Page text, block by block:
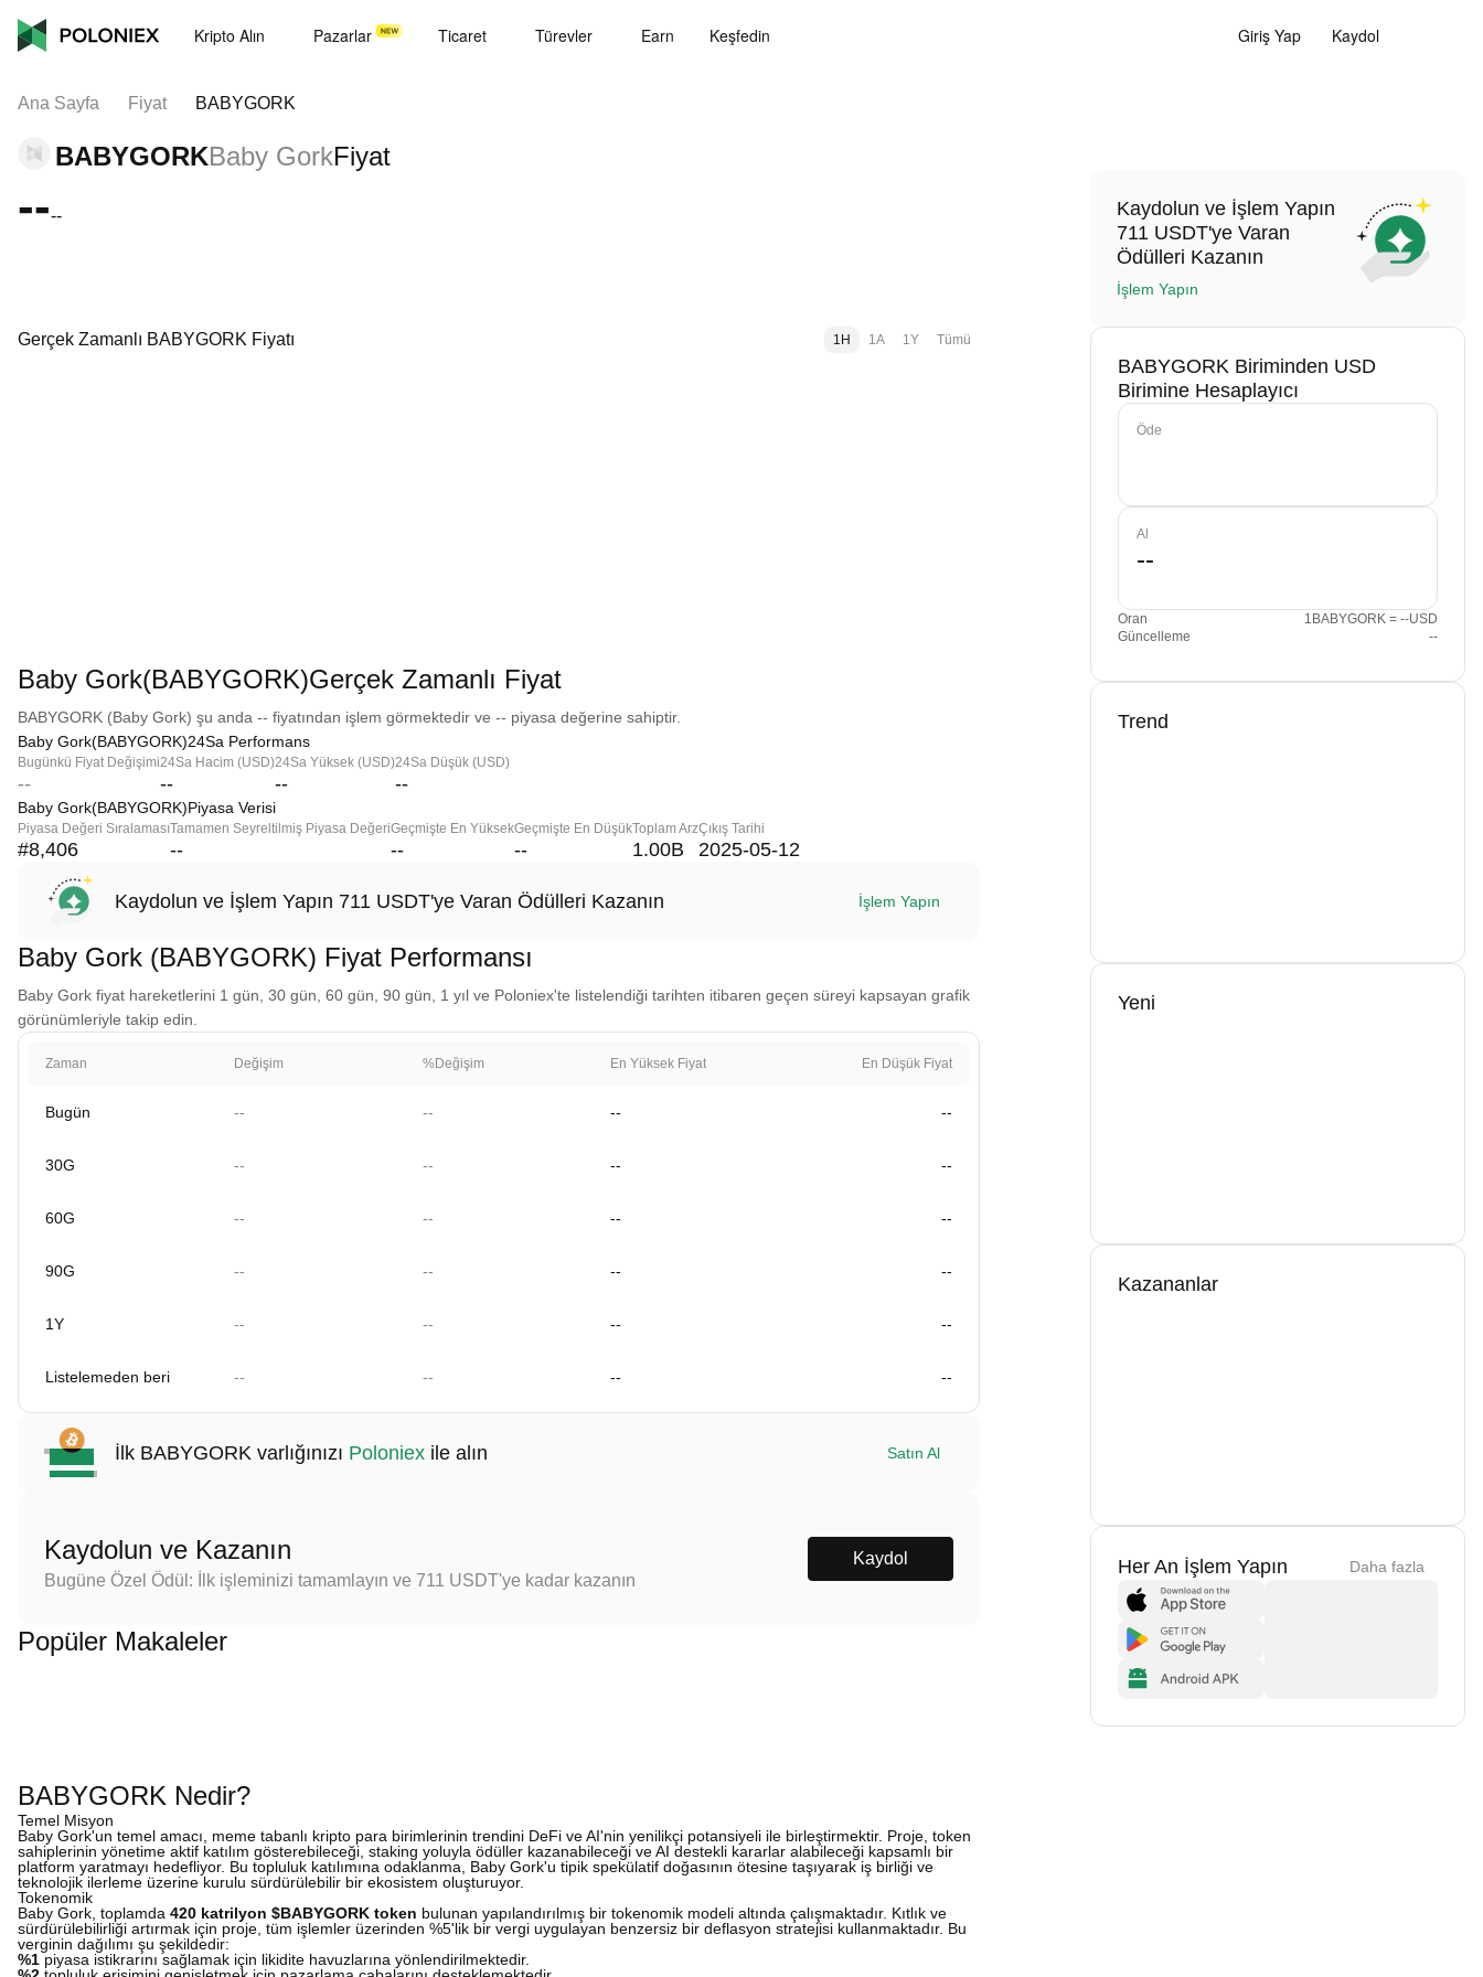
Kripto Alın Pazarlar Ticaret Türevler Earn Keşfedin Giriş Yap Kaydol
Ana Sayfa Fiyat BABYGORK
BABYGORKBaby GorkFiyat
----
Gerçek Zamanlı BABYGORK Fiyatı 1H 1A 1Y Tümü
Baby Gork(BABYGORK)Gerçek Zamanlı Fiyat
BABYGORK (Baby Gork) şu anda -- fiyatından işlem görmektedir ve -- piyasa değerine sahiptir.
Baby Gork(BABYGORK)24Sa Performans
Bugünkü Fiyat Değişimi
--
24Sa Hacim (USD)
--
24Sa Yüksek (USD)
--
24Sa Düşük (USD)
--
Baby Gork(BABYGORK)Piyasa Verisi
Piyasa Değeri Sıralaması
#8,406
Tamamen Seyreltilmiş Piyasa Değeri
--
Geçmişte En Yüksek
--
Geçmişte En Düşük
--
Toplam Arz
1.00B
Çıkış Tarihi
2025-05-12
Kaydolun ve İşlem Yapın 711 USDT'ye Varan Ödülleri Kazanın İşlem Yapın
Baby Gork (BABYGORK) Fiyat Performansı
Baby Gork fiyat hareketlerini 1 gün, 30 gün, 60 gün, 90 gün, 1 yıl ve Poloniex'te listelendiği tarihten itibaren geçen süreyi kapsayan grafik
görünümleriyle takip edin.
Zaman Değişim %Değişim En Yüksek Fiyat En Düşük Fiyat
Bugün -- -- -- --
30G -- -- -- --
60G -- -- -- --
90G -- -- -- --
1Y -- -- -- --
Listelemeden beri -- -- -- --
İlk BABYGORK varlığınızı Poloniex ile alın Satın Al
Kaydolun ve Kazanın
Bugüne Özel Ödül: İlk işleminizi tamamlayın ve 711 USDT'ye kadar kazanın
Kaydol
Popüler Makaleler
BABYGORK Nedir?
Temel Misyon
Baby Gork'un temel amacı, meme tabanlı kripto para birimlerinin trendini DeFi ve AI'nin yenilikçi potansiyeli ile birleştirmektir. Proje, token
sahiplerinin yönetime aktif katılım gösterebileceği, staking yoluyla ödüller kazanabileceği ve AI destekli kararlar alabileceği kapsamlı bir
platform yaratmayı hedefliyor. Bu topluluk katılımına odaklanma, Baby Gork'u tipik spekülatif doğasının ötesine taşıyarak iş birliği ve
teknolojik ilerleme üzerine kurulu sürdürülebilir bir ekosistem oluşturuyor.
Tokenomik
Baby Gork, toplamda 420 katrilyon $BABYGORK token bulunan yapılandırılmış bir tokenomik modeli altında çalışmaktadır. Kıtlık ve
sürdürülebilirliği artırmak için proje, tüm işlemler üzerinden %5'lik bir vergi uygulayan benzersiz bir deflasyon stratejisi kullanmaktadır. Bu
verginin dağılımı şu şekildedir:
%1 piyasa istikrarını sağlamak için likidite havuzlarına yönlendirilmektedir.
Kaydolun ve İşlem Yapın
711 USDT'ye Varan
Ödülleri Kazanın
İşlem Yapın
BABYGORK Biriminden USD
Birimine Hesaplayıcı
Öde
Al
Oran
1BABYGORK = --USD
Güncelleme
--
Trend
Yeni
Kazananlar
Her An İşlem Yapın Daha fazla